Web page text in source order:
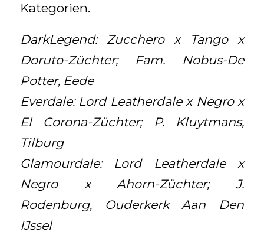
Kategorien.
DarkLegend: Zucchero x Tango x
Doruto-Züchter; Fam. Nobus-De
Potter, Eede
Everdale: Lord Leatherdale x Negro x
El Corona-Züchter; P. Kluytmans,
Tilburg
Glamourdale: Lord Leatherdale x
Negro x Ahorn-Züchter; J.
Rodenburg, Ouderkerk Aan Den
IJssel